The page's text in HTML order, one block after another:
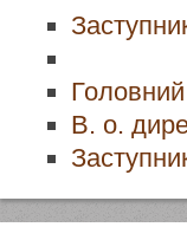
В. о.